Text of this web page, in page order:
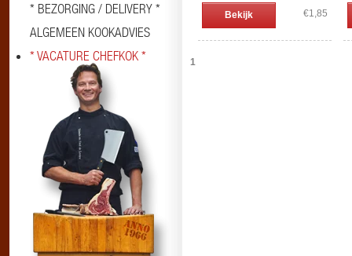
* BEZORGING / DELIVERY *
ALGEMEEN KOOKADVIES
* VACATURE CHEFKOK *
Bekijk €1,85
1